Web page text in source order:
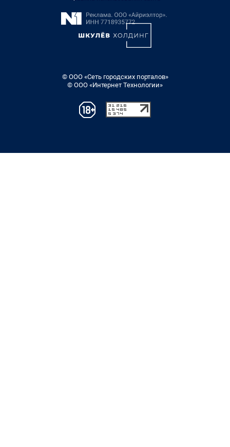
© ООО «Сеть городских порталов»
© ООО «Интернет Технологии»